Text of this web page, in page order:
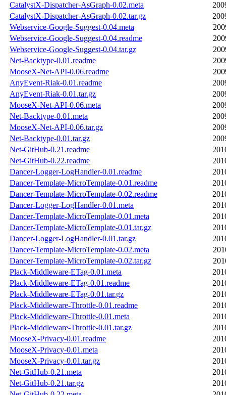
CatalystX-Dispatcher-AsGraph-0.02.meta
CatalystX-Dispatcher-AsGraph-0.02.tar.gz
Webservice-Google-Suggest-0.04.meta
Webservice-Google-Suggest-0.04.readme
Webservice-Google-Suggest-0.04.tar.gz
Net-Backtype-0.01.readme
MooseX-Net-API-0.06.readme
AnyEvent-Riak-0.01.readme
AnyEvent-Riak-0.01.tar.gz
MooseX-Net-API-0.06.meta
Net-Backtype-0.01.meta
MooseX-Net-API-0.06.tar.gz
Net-Backtype-0.01.tar.gz
Net-GitHub-0.21.readme
Net-GitHub-0.22.readme
Dancer-Logger-LogHandler-0.01.readme
Dancer-Template-MicroTemplate-0.01.readme
Dancer-Template-MicroTemplate-0.02.readme
Dancer-Logger-LogHandler-0.01.meta
Dancer-Template-MicroTemplate-0.01.meta
Dancer-Template-MicroTemplate-0.01.tar.gz
Dancer-Logger-LogHandler-0.01.tar.gz
Dancer-Template-MicroTemplate-0.02.meta
Dancer-Template-MicroTemplate-0.02.tar.gz
Plack-Middleware-ETag-0.01.meta
Plack-Middleware-ETag-0.01.readme
Plack-Middleware-ETag-0.01.tar.gz
Plack-Middleware-Throttle-0.01.readme
Plack-Middleware-Throttle-0.01.meta
Plack-Middleware-Throttle-0.01.tar.gz
MooseX-Privacy-0.01.readme
MooseX-Privacy-0.01.meta
MooseX-Privacy-0.01.tar.gz
Net-GitHub-0.21.meta
Net-GitHub-0.21.tar.gz